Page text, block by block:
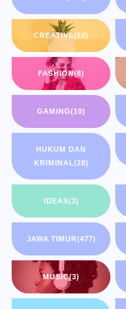
CREATIVE(22)
FASHION(8)
GAMING(10)
HUKUM DAN
KRIMINAL(28)
IDEAS(3)
JAWA TIMUR(477)
MUSIC(3)